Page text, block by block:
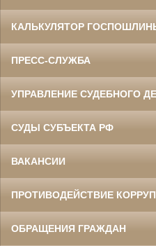
КАЛЬКУЛЯТОР
ПРЕСС-СЛУЖБА
УПРАВЛЕНИЕ СУДЕБНОГО
СУДЫ СУБЪЕКТА РФ
ВАКАНСИИ
ПРОТИВОДЕЙСТВИЕ
ОБРАЩЕНИЯ ГРАЖДАН